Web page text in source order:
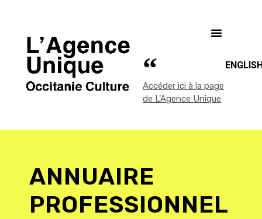
Accéder ici à la page
de L'Agence Unique
ANNUAIRE
PROFESSIONNEL